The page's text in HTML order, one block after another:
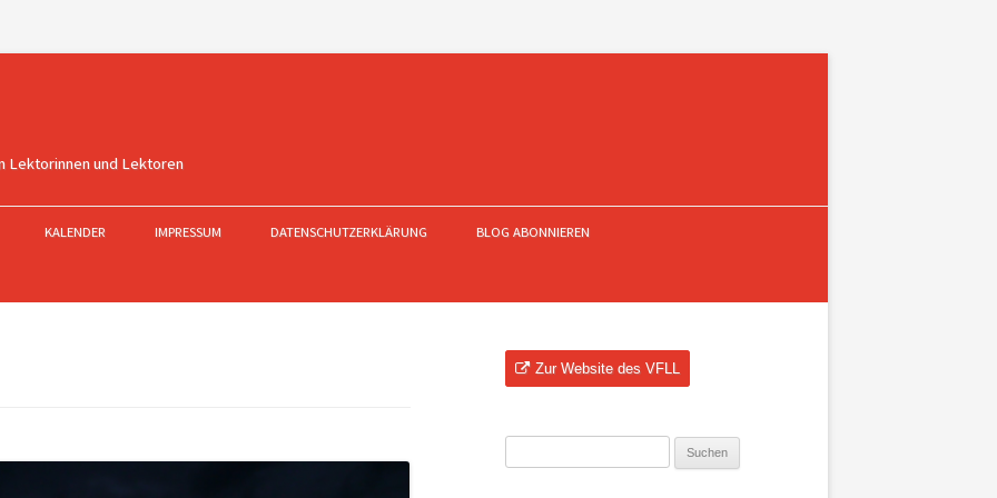
Lektorinnen und Lektoren
KALENDER IMPRESSUM DATENSCHUTZERKLÄRUNG BLOG ABONNIEREN
Zur Website des VFLL